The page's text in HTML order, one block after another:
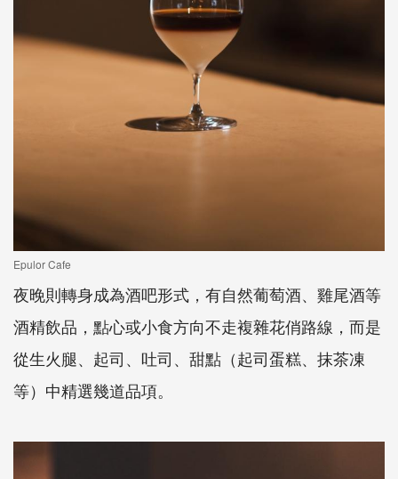
Epulor Cafe
夜晚則轉身成為酒吧形式，有自然葡萄酒、雞尾酒等
酒精飲品，點心或小食方向不走複雜花俏路線，而是
從生火腿、起司、吐司、甜點（起司蛋糕、抹茶凍
等）中精選幾道品項。